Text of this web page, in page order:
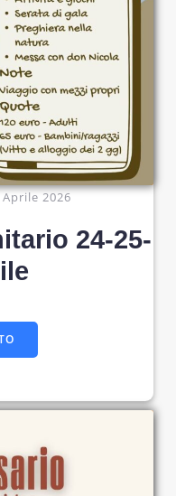
Aprile 2026
24-25-